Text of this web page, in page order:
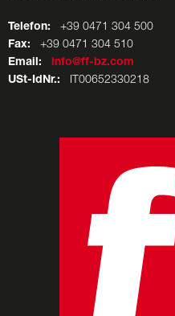
Telefon: +39 0471 304 500
Fax: +39 0471 304 510
Email:
info@ff-bz.com
USt-IdNr.: IT00652330218